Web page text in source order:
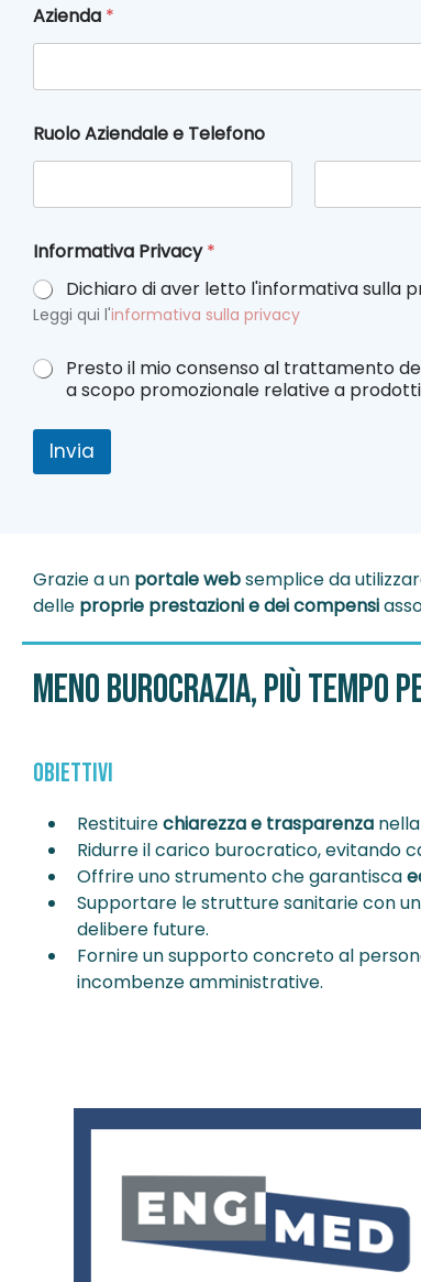
Azienda *
Ruolo Aziendale e Telefono
I
n
f
o
m
a
i
o
Informativa Privacy*
Dichiaro di aver letto l'informativa sulla
Leggi qui l'informativa sulla privacy
I
o
m
a
P
r
i
a
c
Presto il mio consenso al trattamento
a scopo promozionale relative a prodotti
Invia
Grazie a un portale websemplice da
delle proprie prestazioni e dei compensi
Meno burocrazia, più tempo
OBIETTIVI
Restituirechiarezza e trasparenza
Ridurre il carico burocratico, evitando
Offrire uno strumento che garantisca
Supportare le strutture sanitarie con
delibere future.
Fornire un supporto concreto al
incombenze amministrative.